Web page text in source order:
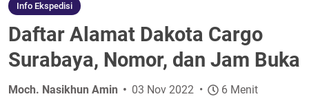
Info Ekspedisi
Daftar Alamat Dakota Cargo
Surabaya, Nomor, dan Jam Buka
Moch. Nasikhun Amin 03 Nov 2022 6 Menit